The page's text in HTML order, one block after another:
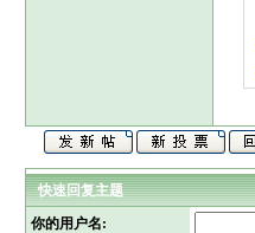
快速回复主题
你的用户名: